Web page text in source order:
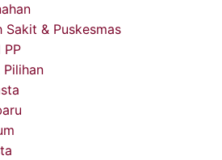
Sakit & Puskesmas
PP